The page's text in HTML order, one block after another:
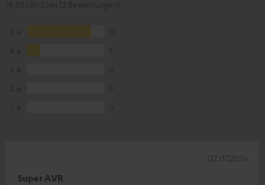
Super AVR
02.07.2026